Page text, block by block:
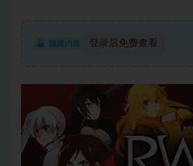
隐藏内容 登录后免费查看